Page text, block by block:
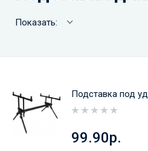
Показать:
Подставка под
99.90р.